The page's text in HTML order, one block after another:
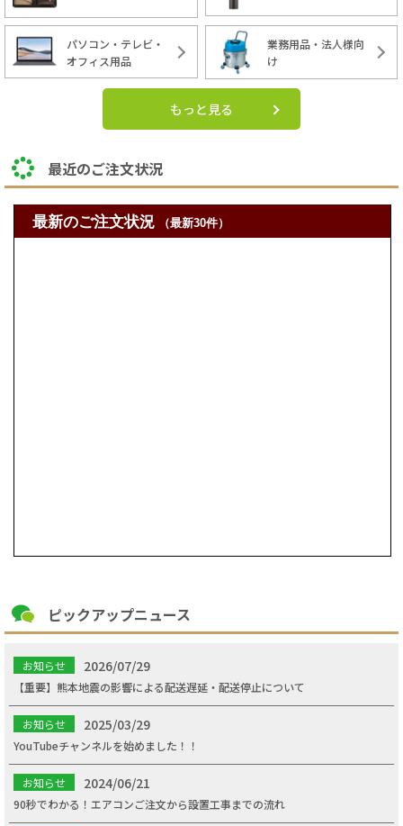
パソコン・テレビ・
オフィス用品
業務用品・法人様向
け
もっと見る
最近のご注文状況
ピックアップニュース
お知らせ 2026/07/29
【重要】熊本地震の影響による配送遅延・配送停止について
お知らせ 2025/03/29
YouTubeチャンネルを始めました！！
お知らせ 2024/06/21
90秒でわかる！エアコンご注文から設置工事までの流れ